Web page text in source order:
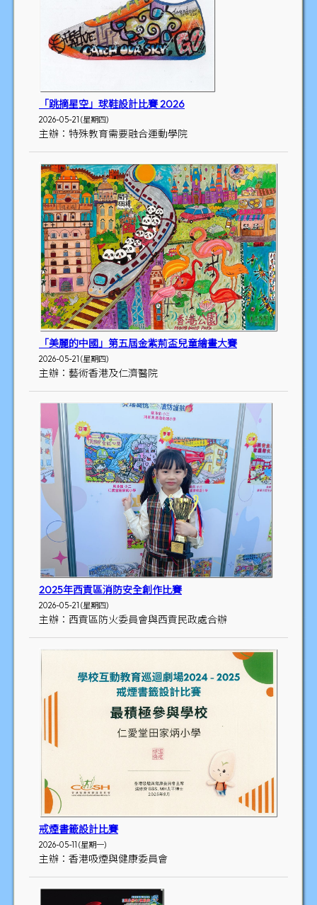
「跳摘星空」球鞋設計比賽 2026
2026-05-21 (星期四)
主辦：特殊教育需要融合運動學院
「美麗的中國」第五屆金紫荊盃兒童繪畫大賽
2026-05-21 (星期四)
主辦：藝術香港及仁濟醫院
2025年西貢區消防安全創作比賽
2026-05-21 (星期四)
主辦：西貢區防火委員會與西貢民政處合辦
戒煙書籤設計比賽
2026-05-11 (星期一)
主辦：香港吸煙與健康委員會